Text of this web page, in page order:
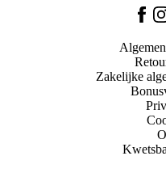
Zakelijke